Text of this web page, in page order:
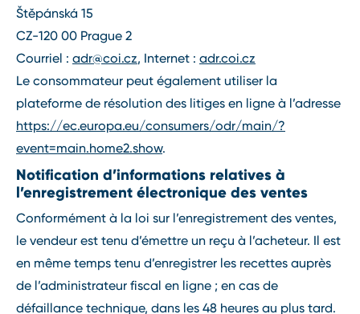
Štěpánská 15
CZ-120 00 Prague 2
Courriel : adr@coi.cz, Internet : adr.coi.cz
Le consommateur peut également utiliser la
plateforme de résolution des litiges en ligne à l’adresse
https://ec.europa.eu/consumers/odr/main/?
event=main.home2.show.
Notification d’informations relatives à
l’enregistrement électronique des ventes
Conformément à la loi sur l’enregistrement des ventes,
le vendeur est tenu d’émettre un reçu à l’acheteur. Il est
en même temps tenu d’enregistrer les recettes auprès
de l’administrateur fiscal en ligne ; en cas de
défaillance technique, dans les 48 heures au plus tard.